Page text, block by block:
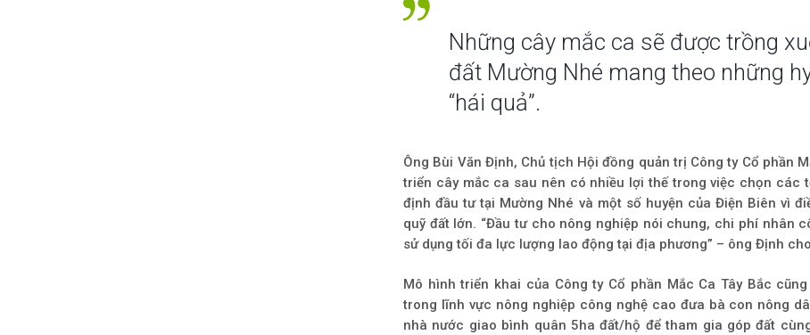
Những cây mắc ca sẽ được trồng
đất Mường Nhé mang theo những
“hái quả”.
Ông Bùi Văn Định, Chủ tịch Hội đồng quản trị Công ty Cổ phần
triển cây mắc ca sau nên có nhiều lợi thế trong việc chọn các
định đầu tư tại Mường Nhé và một số huyện của Điện Biên vì
quỹ đất lớn. “Đầu tư cho nông nghiệp nói chung, chi phí nhân
sử dụng tối đa lực lượng lao động tại địa phương” – ông Định
Mô hình triển khai của Công ty Cổ phần Mắc Ca Tây Bắc
trong lĩnh vực nông nghiệp công nghệ cao đưa bà con nông
nhà nước giao bình quân 5ha đất/hộ để tham gia góp đất